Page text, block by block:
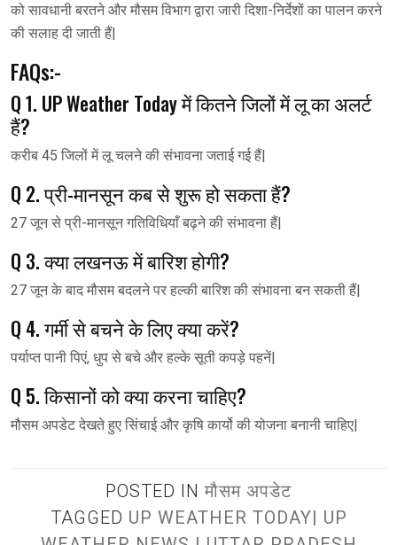
को सावधानी बरतने और मौसम विभाग द्वारा जारी दिशा-निर्देशों का पालन करने
की सलाह दी जाती हैं|
FAQs:-
Q 1. UP Weather Today में कितने जिलों में लू का अलर्ट
हैं?
करीब 45 जिलों में लू चलने की संभावना जताई गई हैं|
Q 2. प्री-मानसून कब से शुरू हो सकता हैं?
27 जून से प्री-मानसून गतिविधियाँ बढ़ने की संभावना हैं|
Q 3. क्या लखनऊ में बारिश होगी?
27 जून के बाद मौसम बदलने पर हल्की बारिश की संभावना बन सकती हैं|
Q 4. गर्मी से बचने के लिए क्या करें?
पर्याप्त पानी पिएं, धुप से बचे और हल्के सूती कपड़े पहनें|
Q 5. किसानों को क्या करना चाहिए?
मौसम अपडेट देखते हुए सिंचाई और कृषि कार्यो की योजना बनानी चाहिए|
POSTED INमौसम अपडेट
TAGGED UP WEATHER TODAY| UP